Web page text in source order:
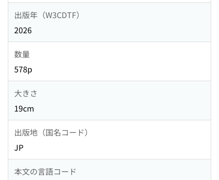
出版年（W3CDTF）
2026
数量
578p
大きさ
19cm
出版地（国名コード）
JP
本文の言語コード